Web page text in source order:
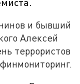
и бывший
Алексей
террористов